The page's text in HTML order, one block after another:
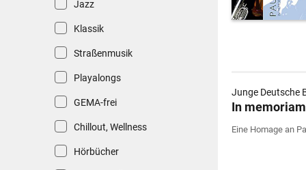
Jazz
Klassik
Straßenmusik
Playalongs
GEMA-frei
Chillout, Wellness
Hörbücher
Junge Deutsche
In
Eine Homage an